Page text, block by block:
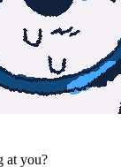
at you?